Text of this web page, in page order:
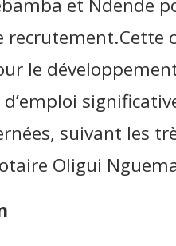
et Ndende
recrutement.Cette
le
suivant les
Oligui